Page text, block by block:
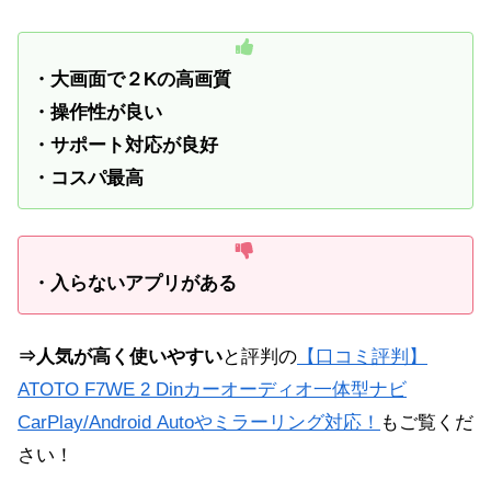
・大画面で２Kの高画質
・操作性が良い
・サポート対応が良好
・コスパ最高
・入らないアプリがある
⇒人気が高く使いやすいと評判の 【口コミ評判】
ATOTO F7WE 2 Dinカーオーディオ一体型ナビ
CarPlay/Android Autoやミラーリング対応！ もご覧くだ
さい！